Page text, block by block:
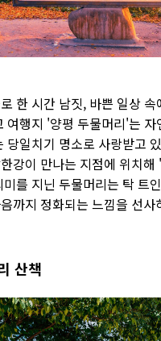
한 시간 남짓, 바쁜 일상
여행지 '양평 두물머리'는 자
당일치기 명소로 사랑받고
강이 만나는 지점에 위치해
를 지닌 두물머리는 탁 트
까지 정화되는 느낌을 선사
산책